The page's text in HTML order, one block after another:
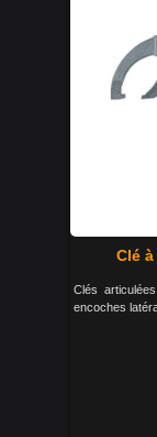
Clé
Clés
encoches